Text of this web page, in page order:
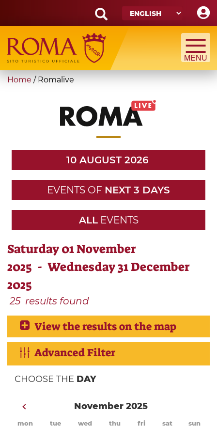
main
content
Search
form
Search
You
Home / Romalive
10 AUGUST 2026
EVENTS OF NEXT 3 DAYS
ALL EVENTS
Saturday 01 November
2025 - Wednesday 31 December
2025
25 results found
View the results on the map
Advanced Filter
CHOOSE THE DAY
November 2025
mon tue wed thu fri sat sun